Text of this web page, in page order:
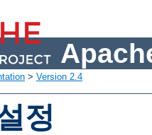
> Version 2.4
정